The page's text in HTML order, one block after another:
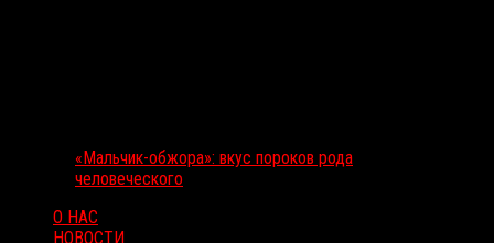
«Мальчик-обжора»: вкус пороков рода
человеческого
О НАС
НОВОСТИ